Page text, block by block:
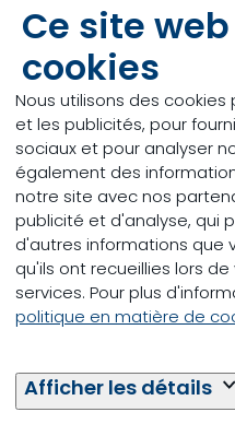
Ce site
cookies
Nous utilisons des
et les publicités, pour
sociaux et pour analyser
également des
notre site avec nos
publicité et d'analyse, qui
d'autres informations que
qu'ils ont recueillies lors
services. Pour plus
politique en matière de
Afficher les détails
Technical Sales
Trouw Nutrition
Steven Haerinck a 32
de Courtrai.